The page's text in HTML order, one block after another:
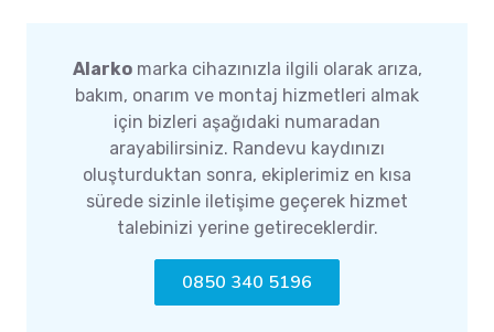
Alarkomarka cihazınızla ilgili olarak arıza,
bakım, onarım ve montaj hizmetleri almak
için bizleri aşağıdaki numaradan
arayabilirsiniz. Randevu kaydınızı
oluşturduktan sonra, ekiplerimiz en kısa
sürede sizinle iletişime geçerek hizmet
talebinizi yerine getireceklerdir.
0850 340 5196